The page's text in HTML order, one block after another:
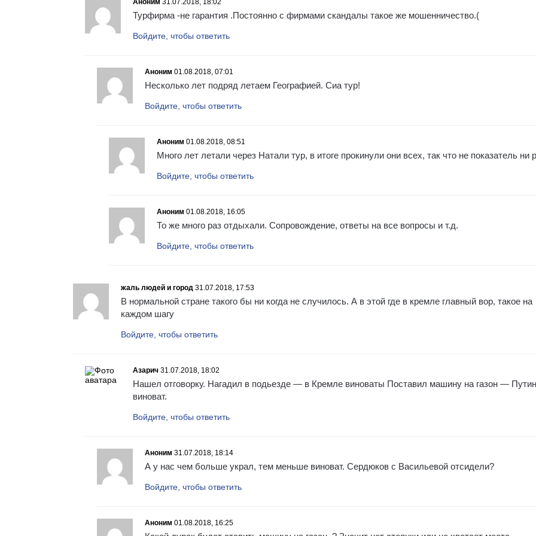
Аноним 31.07.2018, 18:02
Турфирма -не гарантия .Постоянно с фирмами скандалы такое же мошенничество.(
Войдите, чтобы ответить
Аноним 01.08.2018, 07:01
Несколько лет подряд летаем Географией. Сиа тур!
Войдите, чтобы ответить
Аноним 01.08.2018, 08:51
Много лет летали через Натали тур, в итоге прокинули они всех, так что не показатель ни
Войдите, чтобы ответить
Аноним 01.08.2018, 16:05
То же много раз отдыхали. Сопровождение, ответы на все вопросы и т.д.
Войдите, чтобы ответить
жаль людей и город 31.07.2018, 17:53
В нормальной стране такого бы ни когда не случилось. А в этой где в кремле главный вор, такое на
каждом шагу
Войдите, чтобы ответить
Азарич 31.07.2018, 18:02
Нашел отговорку. Нагадил в подьезде — в Кремле виноваты Поставил машину на газон — Путин
виноват.
Войдите, чтобы ответить
Аноним 31.07.2018, 18:14
А у нас чем больше украл, тем меньше виноват. Сердюков с Васильевой отсидели?
Войдите, чтобы ответить
Аноним 01.08.2018, 16:25